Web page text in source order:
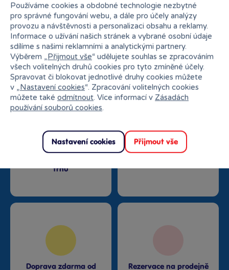
Proč nakupovat v Bambuli?
trhu
Doprava zdarma od
Rezervace na prodejně
Používáme cookies a obdobné technologie nezbytné
pro správné fungování webu, a dále pro účely analýzy
provozu a návštěvnosti a personalizaci obsahu a reklamy.
Informace o užívání našich stránek a vybrané osobní údaje
sdílíme s našimi reklamními a analytickými partnery.
Výběrem „Přijmout vše“ udělujete souhlas se zpracováním
všech volitelných druhů cookies pro tyto zmíněné účely.
Spravovat či blokovat jednotlivé druhy cookies můžete
v „Nastavení cookies“. Zpracování volitelných cookies
můžete také odmítnout. Více informací v Zásadách
používání souborů cookies.
Nastavení cookies Přijmout vše